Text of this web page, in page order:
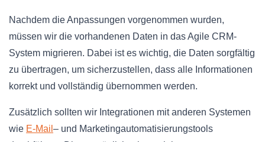
Nachdem die Anpassungen vorgenommen wurden,
müssen wir die vorhandenen Daten in das Agile CRM-
System migrieren. Dabei ist es wichtig, die Daten sorgfältig
zu übertragen, um sicherzustellen, dass alle Informationen
korrekt und vollständig übernommen werden.
Zusätzlich sollten wir Integrationen mit anderen Systemen
wie E-Mail – und Marketingautomatisierungstools